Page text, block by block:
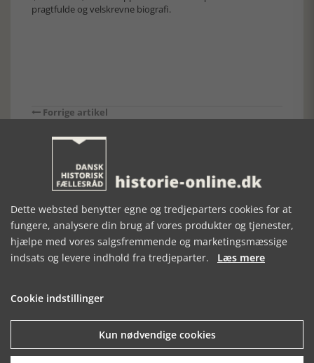
pragtfulde og velskrevne biografi.
Forrige artikel
SE RELATEREDE ARTIKLER
JARLEN AF
BOTHWELL
KUNGAMAKT
OCH
VASAERNE -
SVERIGES
Dette websted benytter egne og tredjeparters cookies for at
fungere, analysere din brug af vores produkter og tjenester,
hjælpe med vores salgsfremmende og marketingsmæssige
indsats og levere indhold fra tredjeparter. Læs mere
Cookie indstillinger
Kun nødvendige cookies